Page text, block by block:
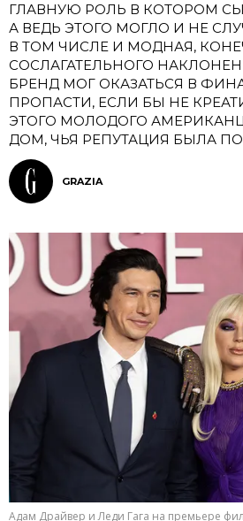
ГЛАВНУЮ РОЛЬ В КОТОРОМ
А ВЕДЬ ЭТОГО МОГЛО И НЕ
В ТОМ ЧИСЛЕ И МОДНАЯ,
СОСЛАГАТЕЛЬНОГО
БРЕНД МОГ ОКАЗАТЬСЯ В
ПРОПАСТИ, ЕСЛИ БЫ НЕ
ЭТОГО МОЛОДОГО
ДОМ, ЧЬЯ РЕПУТАЦИЯ БЫЛА
GRAZIA
Адам Драйвер и Леди Гага на премьере